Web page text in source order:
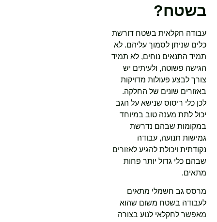
בשטח?
עבודה חקלאית בשטח דורשת
כלים שניתן לסמוך עליהם. לא
תמיד התנאים נוחים, לא תמיד
הגישה פשוטה, ולעיתים יש
צורך לבצע פעולות מדויקות
באזורים שונים של החלקה.
לכן כלי ריסוס שנישא על הגב
יכול לתת מענה טוב במיוחד
במקומות שבהם נדרשת
גמישות תנועה, עבודה
נקודתית ויכולת להגיע לאזורים
שבהם כלי גדול יותר פחות
מתאים.
מרסס גב חשמלי מתאים
לעבודה בשטח משום שהוא
מאפשר לחקלאי לנוע בצורה